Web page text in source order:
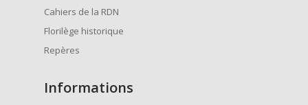
Cahiers de la RDN
Florilège historique
Repères
Informations